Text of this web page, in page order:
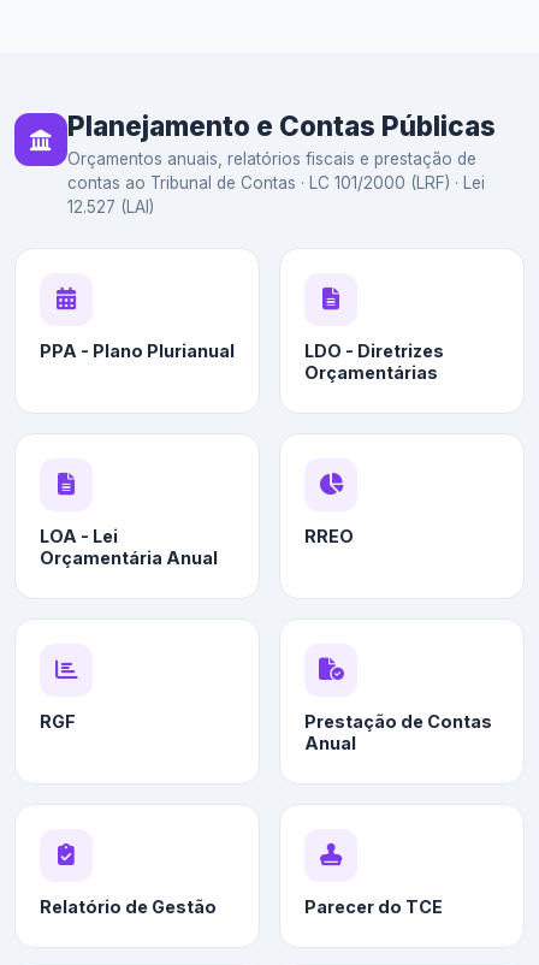
Planejamento e Contas Públicas
Orçamentos anuais, relatórios fiscais e prestação de
contas ao Tribunal de Contas · LC 101/2000 (LRF) · Lei
12.527 (LAI)
PPA - Plano Plurianual
LDO - Diretrizes
Orçamentárias
LOA - Lei
Orçamentária Anual
RREO
RGF
Prestação de Contas
Anual
Relatório de Gestão Parecer do TCE